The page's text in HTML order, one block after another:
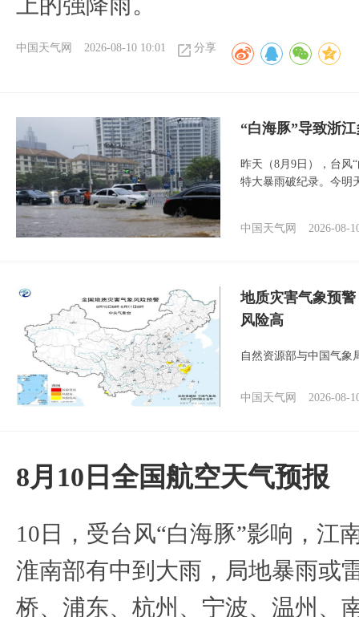
中国天气网 2026-08-10 10:01 分享
“白海豚”导致浙
昨天（8月9日），台风
特大暴雨破纪录。今明
中国天气网 2026-08-
地质灾害气象预
风险高
自然资源部与中国气象
中国天气网 2026-08-
8月10日全国航空天气预报
10日，受台风“白海豚”影响，江
淮南部有中到大雨，局地暴雨或
桥、浦东、杭州、宁波、温州、